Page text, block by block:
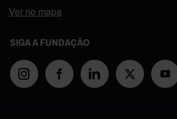
Ver no mapa
SIGA A FUNDAÇÃO